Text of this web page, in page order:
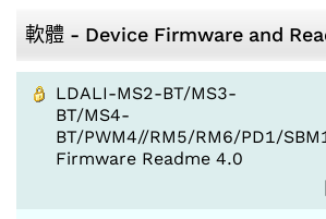
軟體 - Device Firmware and
LDALI-MS2-BT/MS3-
BT/MS4-
BT/PWM4//RM5/RM6/PD1/
Firmware Readme 4.0